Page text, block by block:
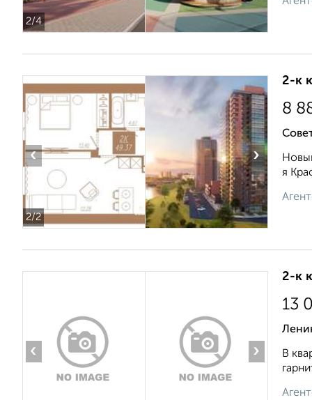
2/4
2/2
‹ ›
2-к
8
я
‹ ›
2-к
13
В